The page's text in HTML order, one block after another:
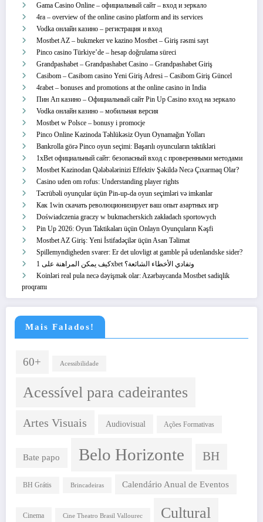
Gama Casino Online – официальный сайт – вход и зеркало
4ra – overview of the online casino platform and its services
Vodka онлайн казино – регистрация и вход
Mostbet AZ – bukmeker ve kazino Mostbet – Giriş rəsmi sayt
Pinco casino Türkiye’de – hesap doğrulama süreci
Grandpashabet – Grandpashabet Casino – Grandpashabet Giriş
Casibom – Casibom casino Yeni Giriş Adresi – Casibom Giriş Güncel
4rabet – bonuses and promotions at the online casino in India
Пин Ап казино – Официальный сайт Pin Up Casino вход на зеркало
Vodka онлайн казино – мобильная версия
Mostbet w Polsce – bonusy i promocje
Pinco Online Kazinoda Təhlükəsiz Oyun Oynamağın Yolları
Bankrolla görə Pinco oyun seçimi: Başarılı oyuncuların taktikləri
1xBet официальный сайт: безопасный вход с проверенными методами
Mostbet Kazinodan Qələbələrinizi Effektiv Şəkildə Necə Çıxarmaq Olar?
Casino uden om rofus: Understanding player rights
Təcrübəli oyunçular üçün Pin-up-da oyun seçimləri və imkanlar
Как 1win скачать революционизирует ваш опыт азартных игр
Doświadczenia graczy w bukmacherskich zakładach sportowych
Pin Up 2026: Oyun Taktikaları üçün Onlayn Oyunçuların Kəşfi
Mostbet AZ Giriş: Yeni İstifadəçilər üçün Asan Təlimat
Spillemyndigheden svarer: Er det ulovligt at gamble på udenlandske sider?
كيف يمكن المراهنة على 1xbet وتفادي الأخطاء الشائعة؟
Koinləri real pula necə dəyişmək olar: Azərbaycanda Mostbet sadiqlik
proqramı
Mais Falados!
60+ Acessibilidade
Acessível para cadeirantes
Artes Visuais Audiovisual Ações Formativas
Bate papo Belo Horizonte BH
BH Grátis Brincadeiras Calendário Anual de Eventos
Cinema Cine Theatro Brasil Vallourec Cultural